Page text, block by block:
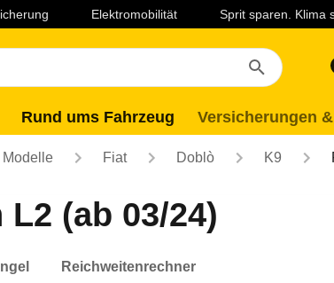
Elektromobilität Sprit sparen. Klima
Rund ums Fahrzeug Versicherungen
Modelle Fiat Doblò K9
(ab 03/24)
Reichweitenrechner